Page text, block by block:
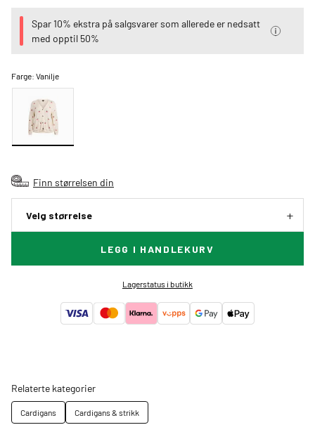
Spar 10% ekstra på salgsvarer som allerede er nedsatt
med opptil 50%
Farge:Vanilje
Finn størrelsen din
Velg størrelse
LEGG I HANDLEKURV
Lagerstatus i butikk
Relaterte kategorier
Cardigans Cardigans & strikk